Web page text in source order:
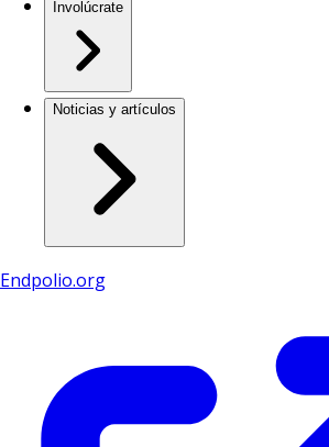
Involúcrate
Noticias y artículos
Endpolio.org